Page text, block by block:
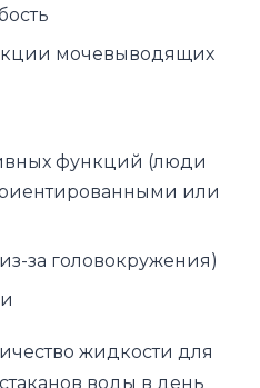
мочевыводящих
функций (люди
или
за головокружения)
жидкости для
воды в день